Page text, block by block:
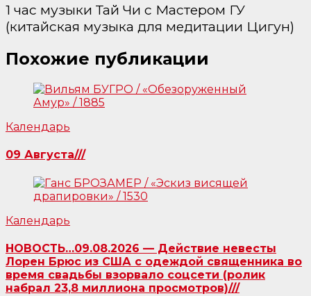
1 час музыки Тай Чи с Мастером ГУ
(китайская музыка для медитации Цигун)
Похожие публикации
Календарь
09 Августа///
Календарь
НОВОСТЬ…09.08.2026 — Действие невесты
Лорен Брюс из США с одеждой священника во
время свадьбы взорвало соцсети (ролик
набрал 23,8 миллиона просмотров)///